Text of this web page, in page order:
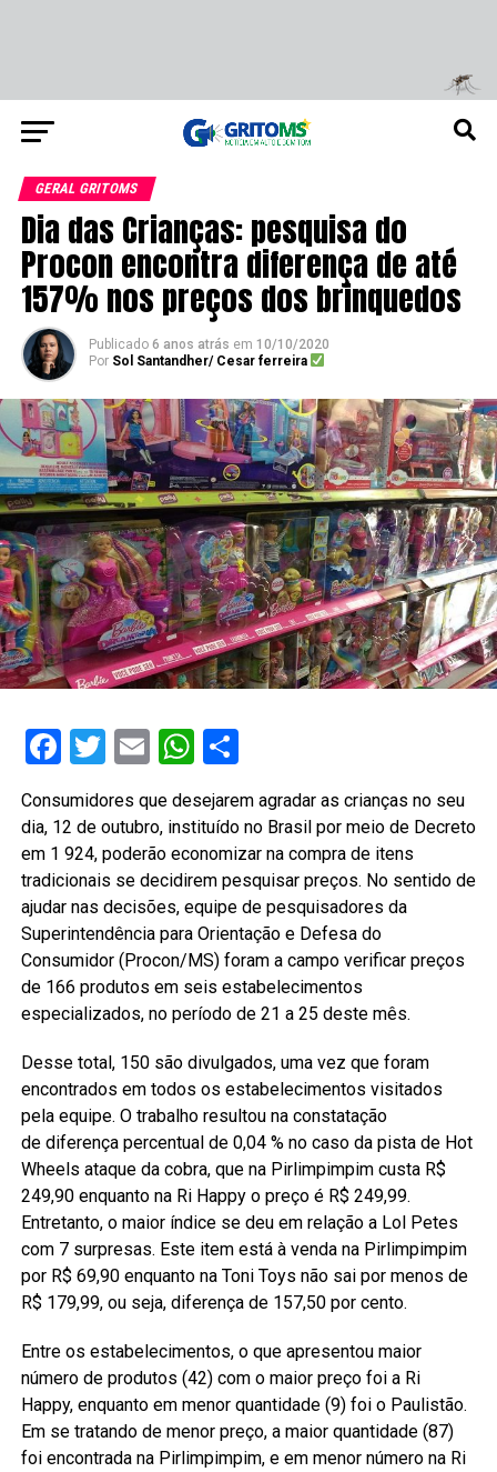
GERAL GRITOMS
Dia das Crianças: pesquisa do
Procon encontra diferença de até
157% nos preços dos brinquedos
Publicado 6 anos atrás em 10/10/2020
Por Sol Santandher/ Cesar ferreira
Facebook
Twitter
EmailWhatsApp
Share
Consumidores que desejarem agradar as crianças no seu
dia, 12 de outubro, instituído no Brasil por meio de Decreto
em 1 924, poderão economizar na compra de itens
tradicionais se decidirem pesquisar preços. No sentido de
ajudar nas decisões, equipe de pesquisadores da
Superintendência para Orientação e Defesa do
Consumidor (Procon/MS) foram a campo verificar preços
de 166 produtos em seis estabelecimentos
especializados, no período de 21 a 25 deste mês.
Desse total, 150 são divulgados, uma vez que foram
encontrados em todos os estabelecimentos visitados
pela equipe. O trabalho resultou na constatação
de diferença percentual de 0,04 % no caso da pista de Hot
Wheels ataque da cobra, que na Pirlimpimpim custa R$
249,90 enquanto na Ri Happy o preço é R$ 249,99.
Entretanto, o maior índice se deu em relação a Lol Petes
com 7 surpresas. Este item está à venda na Pirlimpimpim
por R$ 69,90 enquanto na Toni Toys não sai por menos de
R$ 179,99, ou seja, diferença de 157,50 por cento.
Entre os estabelecimentos, o que apresentou maior
número de produtos (42) com o maior preço foi a Ri
Happy, enquanto em menor quantidade (9) foi o Paulistão.
Em se tratando de menor preço, a maior quantidade (87)
foi encontrada na Pirlimpimpim, e em menor número na Ri